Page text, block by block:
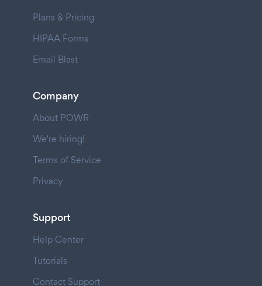
Plans & Pricing
HIPAA Forms
Email Blast
Company
About POWR
We're hiring!
Terms of Service
Privacy
Support
Help Center
Tutorials
Contact Support